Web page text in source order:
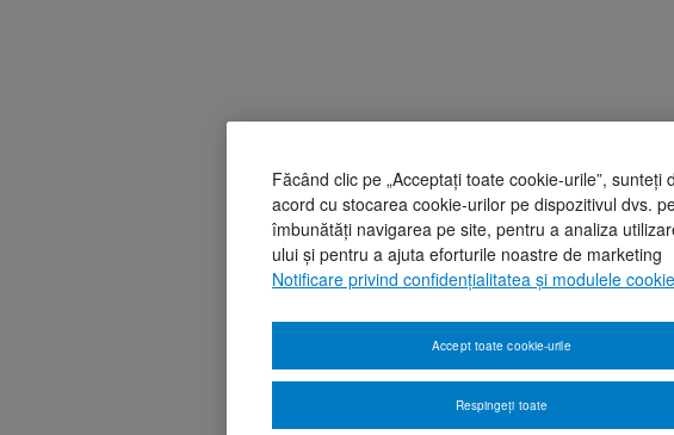
Făcând clic pe „Acceptați toate cookie-urile”, sunteți
acord cu stocarea cookie-urilor pe dispozitivul dvs.
îmbunătăți navigarea pe site, pentru a analiza
ului și pentru a ajuta eforturile noastre de marketing
Notificare privind confidențialitatea și modulele cookie
Respingeți toate
Accept toate cookie-urile